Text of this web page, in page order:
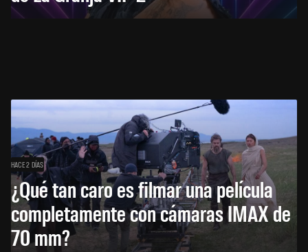
HACE 2 DÍAS
¿Qué tan caro es filmar una película
completamente con cámaras IMAX de
70 mm?